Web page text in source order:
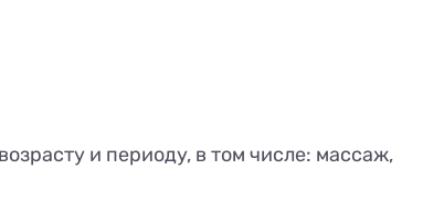
и периоду, в том числе: массаж,